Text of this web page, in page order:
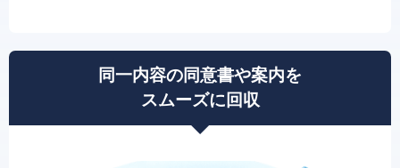
同一内容の同意書や案内を
スムーズに回収